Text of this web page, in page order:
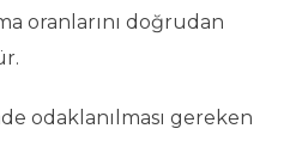
oranlarını doğrudan
odaklanılması gereken